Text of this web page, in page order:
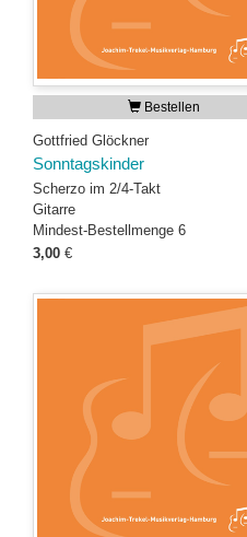
Bestellen
Gottfried Glöckner
Sonntagskinder
Scherzo im 2/4-Takt
Gitarre
Mindest-Bestellmenge 6
3,00 €